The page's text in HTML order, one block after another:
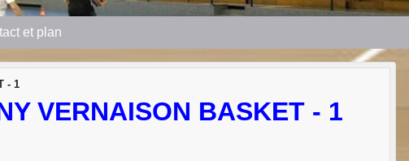
et plan
- 1
VERNAISON BASKET - 1